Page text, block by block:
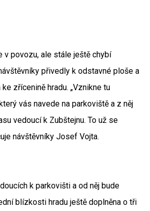
v povozu, ale stále ještě chybí
přivedly k odstavné ploše a
zřícenině hradu. „Vznikne tu
vás navede na parkoviště a z něj
vedoucí k Zubštejnu. To už se
návštěvníky Josef Vojta.
k parkovišti a od něj bude
blízkosti hradu ještě doplněna o tři